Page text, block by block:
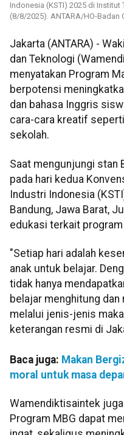
Indonesia (KSTI) 2025 di
(8/8/2025). ANTARA/HO-Badan
Jakarta (ANTARA) -
dan Teknologi
menyatakan Program
berpotensi
dan bahasa Inggris
cara-cara kreatif
sekolah.
Saat mengunjungi stan
pada hari kedua
Industri Indonesia
Bandung, Jawa Barat,
edukasi terkait program
"Setiap hari adalah
anak untuk belajar.
tidak hanya
belajar menghitung
melalui jenis-jenis
keterangan resmi di
Baca juga: Makan
moral untuk masa
Wamendiktisaintek
Program MBG dapat